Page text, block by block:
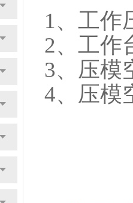
1 、工
2、工
3、压
4、压模